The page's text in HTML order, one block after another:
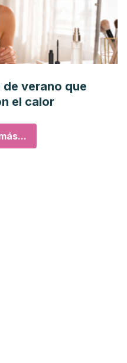
de verano que
el calor